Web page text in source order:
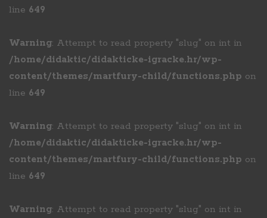
line 649
Warning: Attempt to read property "slug" on int in
/home/didaktic/didakticke-igracke.hr/wp-
content/themes/martfury-child/functions.php on
line 649
Warning: Attempt to read property "slug" on int in
/home/didaktic/didakticke-igracke.hr/wp-
content/themes/martfury-child/functions.php on
line 649
Warning: Attempt to read property "slug" on int in